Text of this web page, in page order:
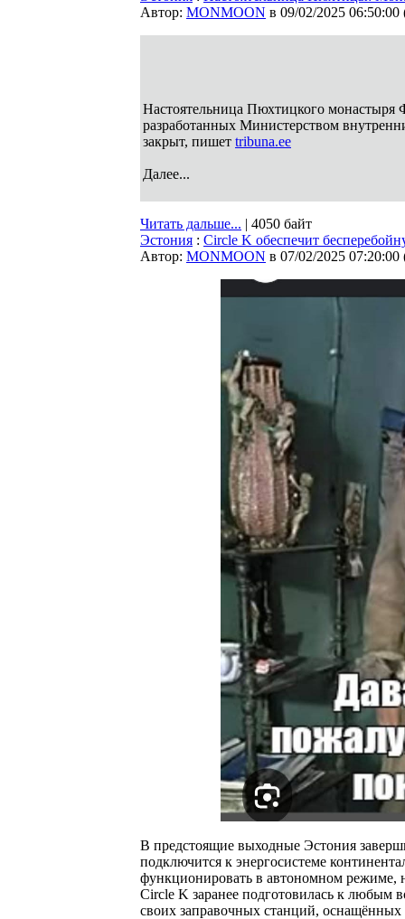
Автор: MONMOON в 09/02/2025 06:50:00
Настоятельница Пюхтицкого монастыря
разработанных Министерством
закрыт, пишет tribuna.ee
Далее...
Читать дальше... | 4050 байт
Эстония : Circle K обеспечит
Автор: MONMOON в 07/02/2025 07:20:00
В предстоящие выходные Эстония
подключится к энергосистеме
функционировать в автономном режиме,
Circle K заранее подготовилась к любым
своих заправочных станций,